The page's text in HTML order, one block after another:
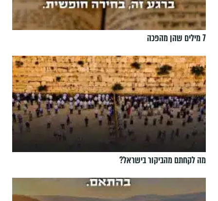
7 מילים שהן מהפכה
מה לקחתם מהביקור בישראל?